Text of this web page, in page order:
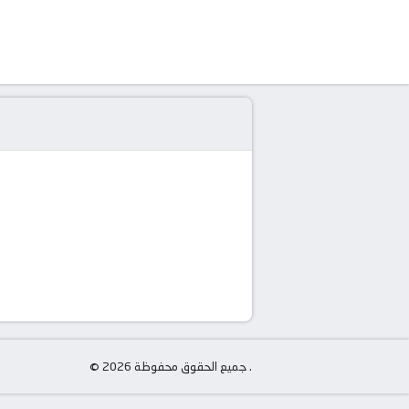
© جميع الحقوق محفوظة 2026 .